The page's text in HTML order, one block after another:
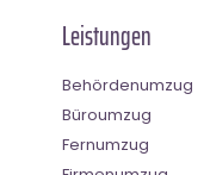
Leistungen
Behördenumzug
Büroumzug
Fernumzug